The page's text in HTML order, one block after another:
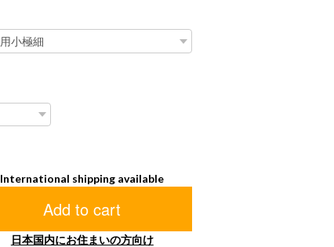
International shipping available
Add to cart
日本国内にお住まいの方向け